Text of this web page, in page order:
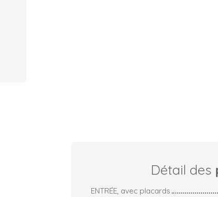
Détail des
ENTRÉE, avec placards